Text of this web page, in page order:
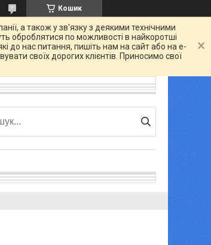
Кошик
а також у зв'язку з деякими технічними
оброблятися по можливості в найкоротші
до нас питання, пишіть нам на сайт або на e-
своїх дорогих клієнтів. Приносимо свої